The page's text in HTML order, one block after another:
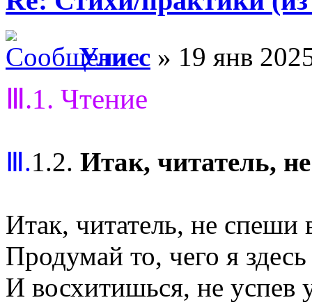
Улисс » 19 янв
Ⅲ.1. Чтение
Ⅲ.1.2. Итак, читатель,
Итак, читатель, не спеши
Продумай то, чего я здесь
И восхитишься, не успев